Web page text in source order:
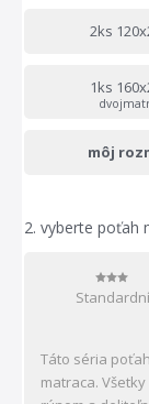
2ks
1ks
môj
2. vyberte poťah
Standardní
Táto séria
matraca.